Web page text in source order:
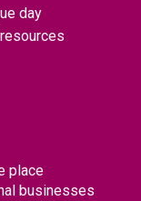
day
place
businesses